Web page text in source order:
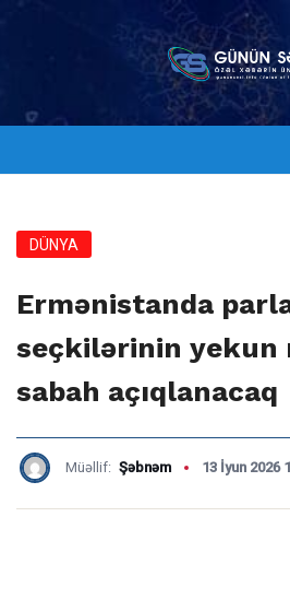
DÜNYA
Ermənistanda
seçkilərinin yekun
sabah açıqlanacaq
Müəllif: Şəbnəm 13 İyun 2026